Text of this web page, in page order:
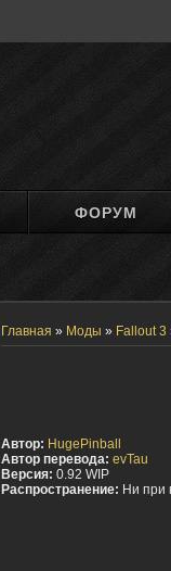
ФОРУМ
Главная » Моды » Fallout 3
Автор: HugePinball
Автор перевода: evTau
Версия: 0.92 WIP
Распространение: Ни при